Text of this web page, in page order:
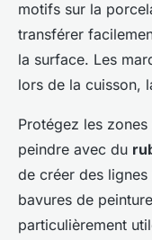
motifs sur la
transférer
la surface. Les
lors de la cuisson,
Protégez les
peindre avec du
de créer des
bavures de
particulièrement